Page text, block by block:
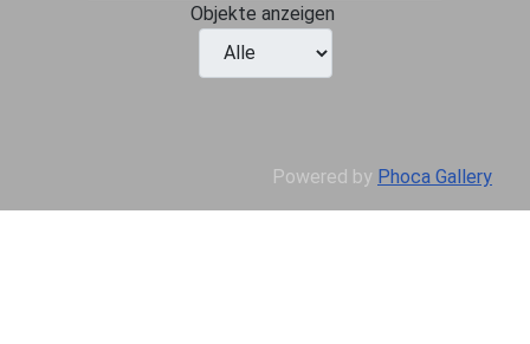
Objekte anzeigen
Powered by Phoca Gallery